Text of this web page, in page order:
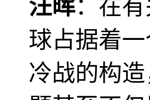
汪晖：在
球占据着
冷战的构